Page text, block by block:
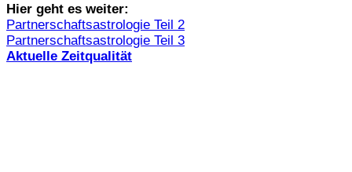
Hier geht es weiter:
Partnerschaftsastrologie Teil 2
Partnerschaftsastrologie Teil 3
Aktuelle Zeitqualität